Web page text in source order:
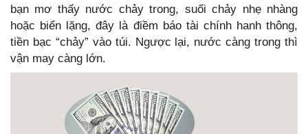
bạn mơ thấy nước chảy trong, suối chảy nhẹ nhàng
hoặc biển lặng, đây là điềm báo tài chính hanh thông,
tiền bạc “chảy” vào túi. Ngược lại, nước càng trong thì
vận may càng lớn.